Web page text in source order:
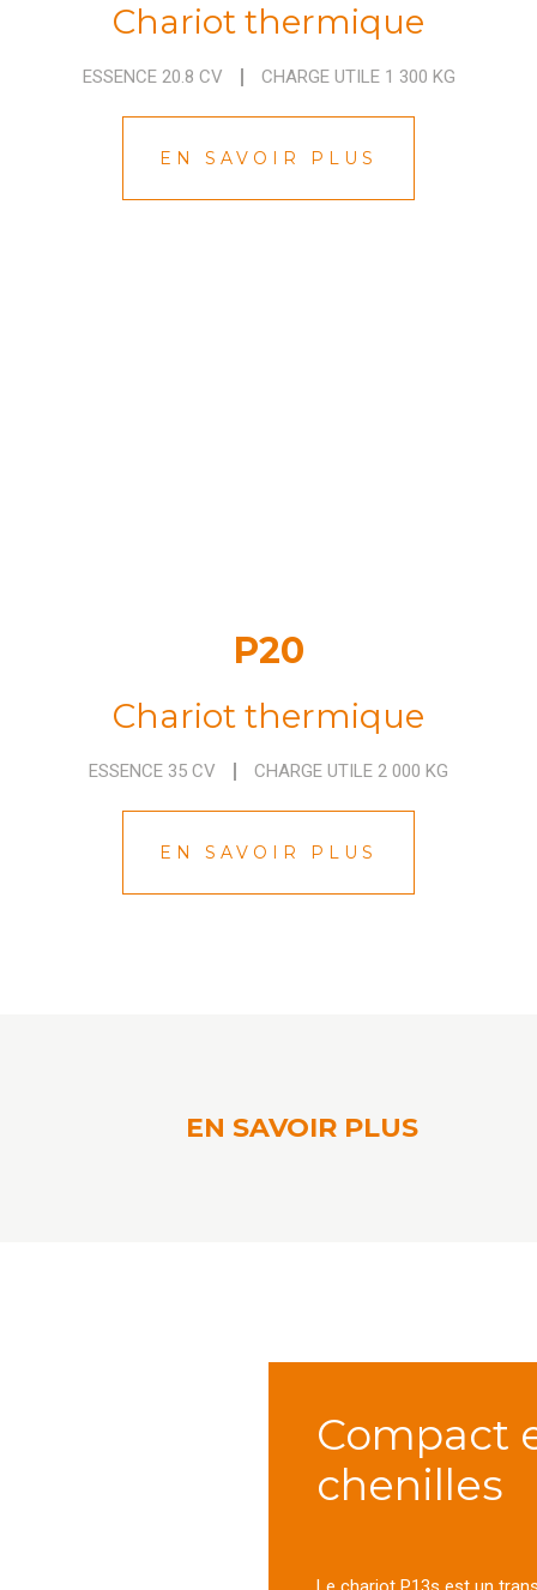
Chariot thermique
ESSENCE 20.8 CV CHARGE UTILE 1 300 KG
EN SAVOIR PLUS
P20
Chariot thermique
ESSENCE 35 CV CHARGE UTILE 2 000 KG
EN SAVOIR PLUS
EN SAVOIR PLUS
Compact
chenilles